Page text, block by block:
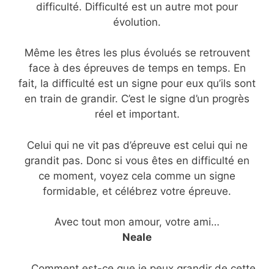
difficulté. Difficulté est un autre mot pour
évolution.
Même les êtres les plus évolués se retrouvent
face à des épreuves de temps en temps. En
fait, la difficulté est un signe pour eux qu’ils sont
en train de grandir. C’est le signe d’un progrès
réel et important.
Celui qui ne vit pas d’épreuve est celui qui ne
grandit pas. Donc si vous êtes en difficulté en
ce moment, voyez cela comme un signe
formidable, et célébrez votre épreuve.
Avec tout mon amour, votre ami…
Neale